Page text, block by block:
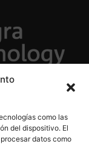
como las
del dispositivo. El
datos como